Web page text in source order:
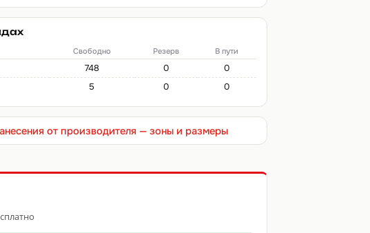
Свободно Резерв В пути
748 0
0
5 0 0
от производителя — зоны и размеры